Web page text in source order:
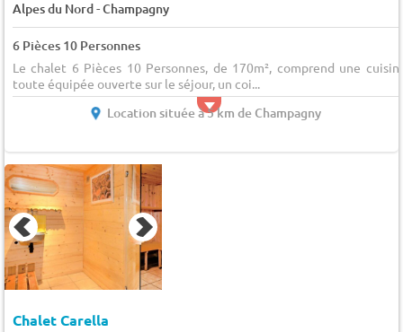
Alpes du Nord-Champagny
6 Pièces 10 Personnes
Le chalet 6 Pièces 10 Personnes, de 170m², comprend une
toute équipée ouverte sur le séjour, un coi...
Location située à 5 km de Champagny
Chalet Carella